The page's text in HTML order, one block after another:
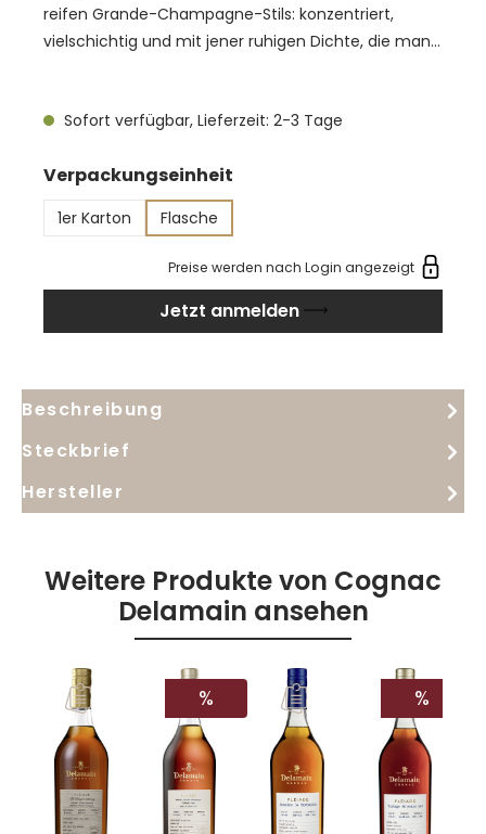
reifen Grande-Champagne-Stils: konzentriert,
vielschichtig und mit jener ruhigen Dichte, die man
und fein eingewobene Gewürze zeigen, getragen
Cognac tief, samtig und präzise, mit langem,
trockenem Nachhall. Diese Abfüllung richtet sich an
Genießer, die nicht nach Lautstärke suchen,
sondern nach Details, die sich mit jedem Schluck
neu sortieren. Serviert im Nosing-Glas bei
Zimmertemperatur, mit Zeit und Ruhe.
Sofort verfügbar, Lieferzeit: 2-3 Tage
Verpackungseinheit
1er Karton Flasche
Preise werden nach Login angezeigt
Jetzt anmelden
Beschreibung
Steckbrief
Hersteller
Weitere Produkte von Cognac
Delamain ansehen
RABATT
% RABATT
%